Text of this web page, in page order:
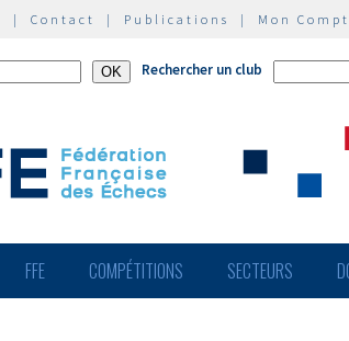
| Contact | Publications | Mon
Rechercher un club
FFE COMPÉTITIONS SECTEURS